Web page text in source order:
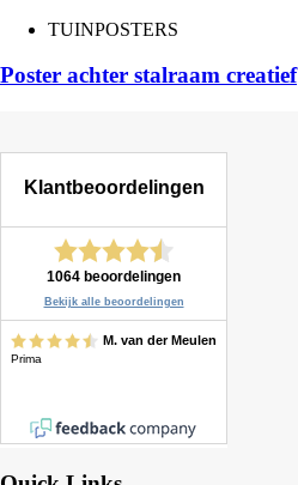
TUINPOSTERS
Poster achter stalraam creatief